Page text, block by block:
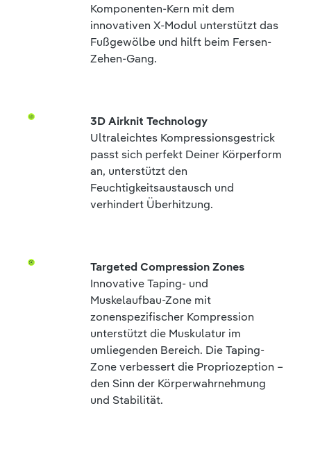
Komponenten-Kern mit dem
innovativen X-Modul unterstützt das
Fußgewölbe und hilft beim Fersen-
Zehen-Gang.
3D Airknit Technology
Ultraleichtes Kompressionsgestrick
passt sich perfekt Deiner Körperform
an, unterstützt den
Feuchtigkeitsaustausch und
verhindert Überhitzung.
Targeted Compression Zones
Innovative Taping- und
Muskelaufbau-Zone mit
zonenspezifischer Kompression
unterstützt die Muskulatur im
umliegenden Bereich. Die Taping-
Zone verbessert die Propriozeption –
den Sinn der Körperwahrnehmung
und Stabilität.